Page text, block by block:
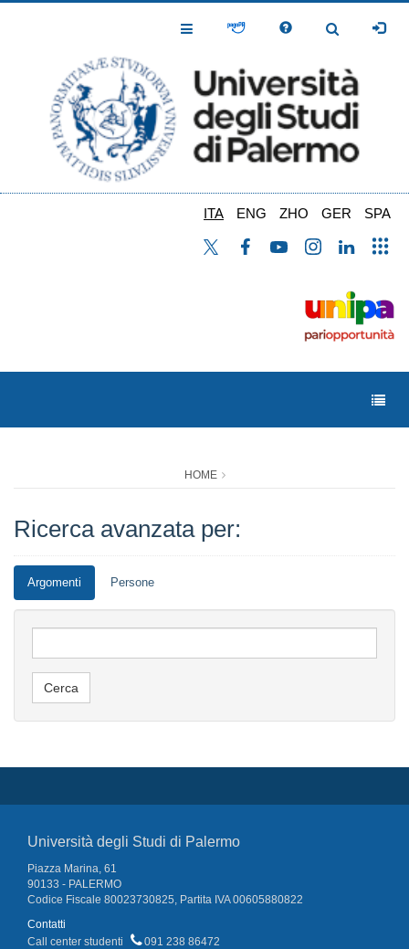
Toggle
Toggle
ITA ENG ZHO GER SPA
HOME
Ricerca avanzata per:
Argomenti Persone
Università degli Studi di Palermo
Piazza Marina, 61
90133 - PALERMO
Codice Fiscale 80023730825, Partita IVA 00605880822
Contatti
Call center studenti
091 238 86472